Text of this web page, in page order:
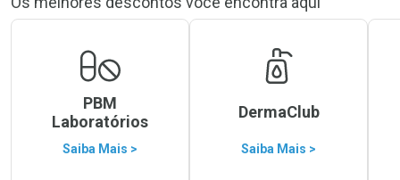
PBM
Laboratórios
Saiba Mais >
DermaClub
Saiba Mais >